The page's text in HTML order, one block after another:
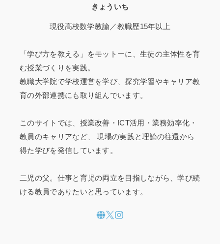
きょういち
現役高校数学教諭／教職歴15年以上
「学び方を教える」をモットーに、生徒の主体性を育
む授業づくりを実践。
教職大学院で学校運営を学び、探究学習やキャリア教
育の外部連携にも取り組んでいます。
このサイトでは、授業改善・ICT活用・業務効率化・
教員のキャリアなど、 現場の実践と理論の往還から
得た学びを発信しています。
二児の父。仕事と育児の両立を目指しながら、学び続
ける教員でありたいと思っています。